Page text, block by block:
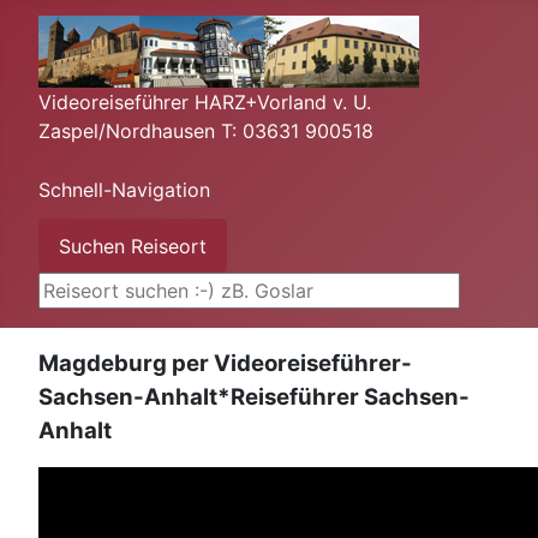
Videoreiseführer HARZ+Vorland v. U.
Zaspel/Nordhausen T: 03631 900518
Schnell-Navigation
Suchen Reiseort
Magdeburg per Videoreiseführer-
Sachsen-Anhalt*Reiseführer Sachsen-
Anhalt